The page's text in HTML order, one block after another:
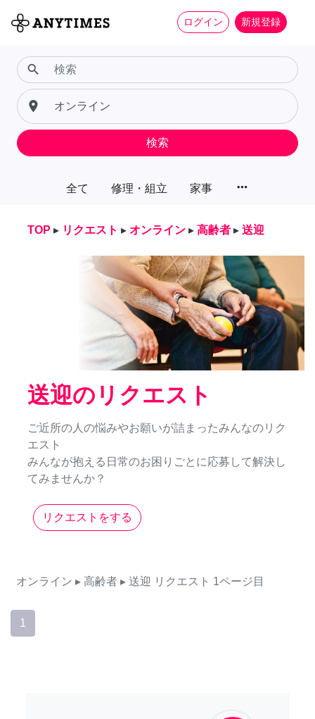
ログイン 新規登録
全て 修理・組立 家事 more_horiz
search
place
検索
TOP ▸ リクエスト ▸ オンライン ▸ 高齢者 ▸ 送迎
送迎のリクエスト
ご近所の人の悩みやお願いが詰まったみんなのリク
エスト
みんなが抱える日常のお困りごとに応募して解決し
てみませんか？
リクエストをする
オンライン ▸ 高齢者 ▸ 送迎 リクエスト 1ページ目
1